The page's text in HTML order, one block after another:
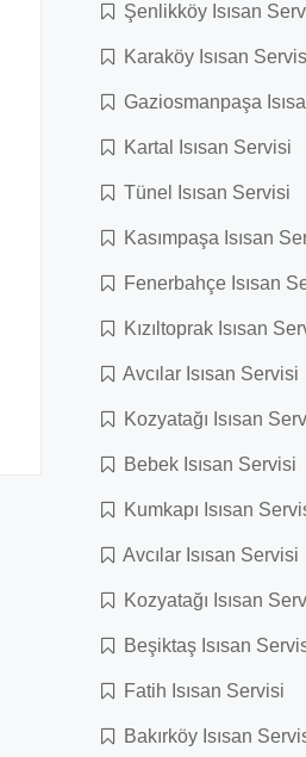
Şenlikköy Isısan
Karaköy Isısan
Gaziosmanpaşa
Kartal Isısan Servisi
Tünel Isısan Servisi
Kasımpaşa Isısan
Fenerbahçe Isısan
Kızıltoprak Isısan
Avcılar Isısan Servisi
Kozyatağı Isısan
Bebek Isısan Servisi
Kumkapı Isısan
Avcılar Isısan Servisi
Kozyatağı Isısan
Beşiktaş Isısan
Fatih Isısan Servisi
Bakırköy Isısan